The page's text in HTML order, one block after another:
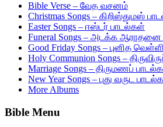
Bible Verse – வேத வசனம்
Christmas Songs – கிறிஸ்துமஸ்
Easter Songs – ஈஸ்டர் பாடல்கள்
Funeral Songs – அடக்க
Good Friday Songs – புனித
Holy Communion Songs –
Marriage Songs – திருமணப்
New Year Songs – புது வருட
More Albums
Bible Menu